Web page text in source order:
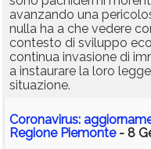
avanzando una
nulla ha a che vedere
contesto di sviluppo
continua invasione di
a instaurare la loro
situazione.
Coronavirus:
Regione Piemonte- 8